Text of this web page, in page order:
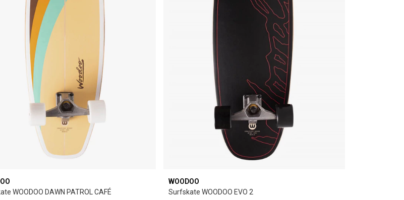
WOODOO DAWN PATROL CAFÉ
WOODOO
Surfskate WOODOO EVO 2